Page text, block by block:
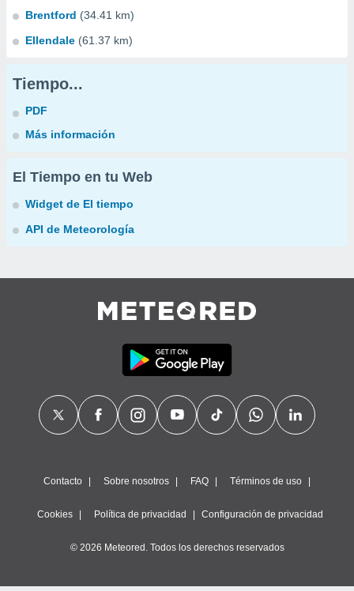
Brentford (34.41 km)
Ellendale (61.37 km)
Tiempo...
PDF
Más información
El Tiempo en tu Web
Widget de El tiempo
API de Meteorología
Contacto Sobre nosotros FAQ Términos de uso
Cookies Política de privacidad Configuración de privacidad
© 2026 Meteored. Todos los derechos reservados